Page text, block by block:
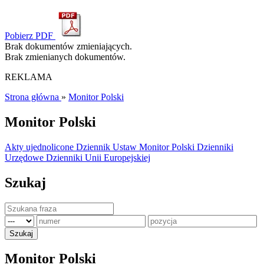
Pobierz PDF
Brak dokumentów zmieniających.
Brak zmienianych dokumentów.
REKLAMA
Strona główna » Monitor Polski
Monitor Polski
Akty ujednolicone Dziennik Ustaw Monitor Polski Dzienniki
Urzędowe Dzienniki Unii Europejskiej
Szukaj
Monitor Polski